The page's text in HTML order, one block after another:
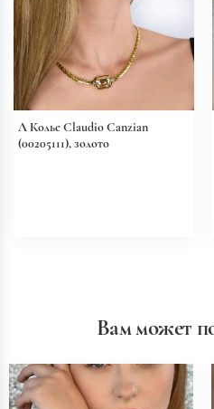
Л Колье Claudio Canzian
(00205111), золото
Вам может